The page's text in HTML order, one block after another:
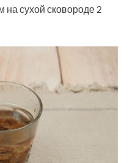
на сухой сковороде 2